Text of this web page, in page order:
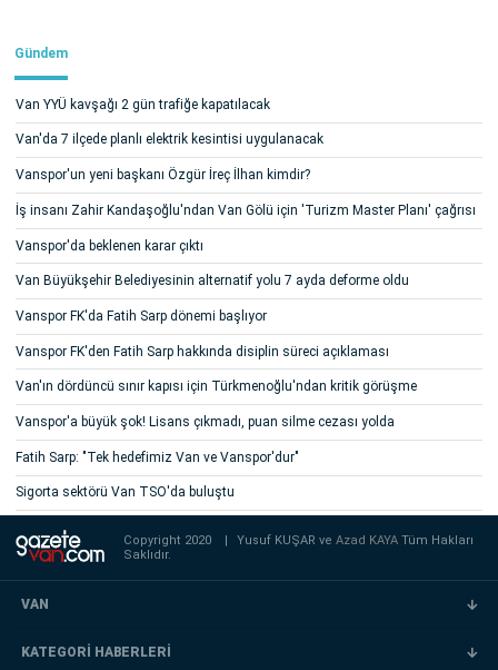
Gündem
Van YYÜ kavşağı 2 gün trafiğe kapatılacak
Van'da 7 ilçede planlı elektrik kesintisi uygulanacak
Vanspor'un yeni başkanı Özgür İreç İlhan kimdir?
İş insanı Zahir Kandaşoğlu'ndan Van Gölü için 'Turizm Master Planı' çağrısı
Vanspor'da beklenen karar çıktı
Van Büyükşehir Belediyesinin alternatif yolu 7 ayda deforme oldu
Vanspor FK'da Fatih Sarp dönemi başlıyor
Vanspor FK'den Fatih Sarp hakkında disiplin süreci açıklaması
Van'ın dördüncü sınır kapısı için Türkmenoğlu'ndan kritik görüşme
Vanspor'a büyük şok! Lisans çıkmadı, puan silme cezası yolda
Fatih Sarp: "Tek hedefimiz Van ve Vanspor'dur"
Sigorta sektörü Van TSO'da buluştu
Copyright 2020 | Yusuf KUŞAR veAzad KAYATüm Hakları
Saklıdır.
VAN
KATEGORİ HABERLERİ